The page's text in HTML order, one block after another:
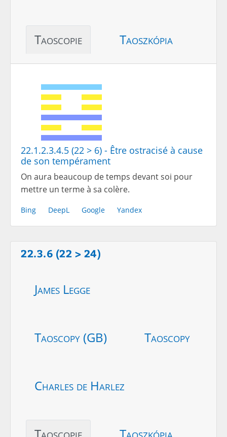
Taoscopie Taoszkópia
22.1.2.3.4.5 (22 > 6) - Être ostracisé à cause
de son tempérament
On aura beaucoup de temps devant soi pour
mettre un terme à sa colère.
Bing DeepL Google Yandex
22.3.6 (22 > 24)
James Legge
Taoscopy (GB) Taoscopy
Charles de Harlez
Taoscopie Taoszkópia